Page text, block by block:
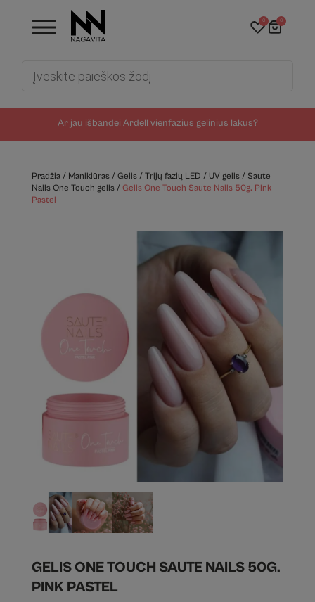
Ar jau išbandei Ardell vienfazius gelinius lakus?
0 0
Pradžia/ Manikiūras/ Gelis/ Trijų fazių LED / UV gelis/ Saute
Nails One Touch gelis/ Gelis One Touch Saute Nails 50g. Pink
Pastel
GELIS ONE TOUCH SAUTE NAILS 50G.
PINK PASTEL